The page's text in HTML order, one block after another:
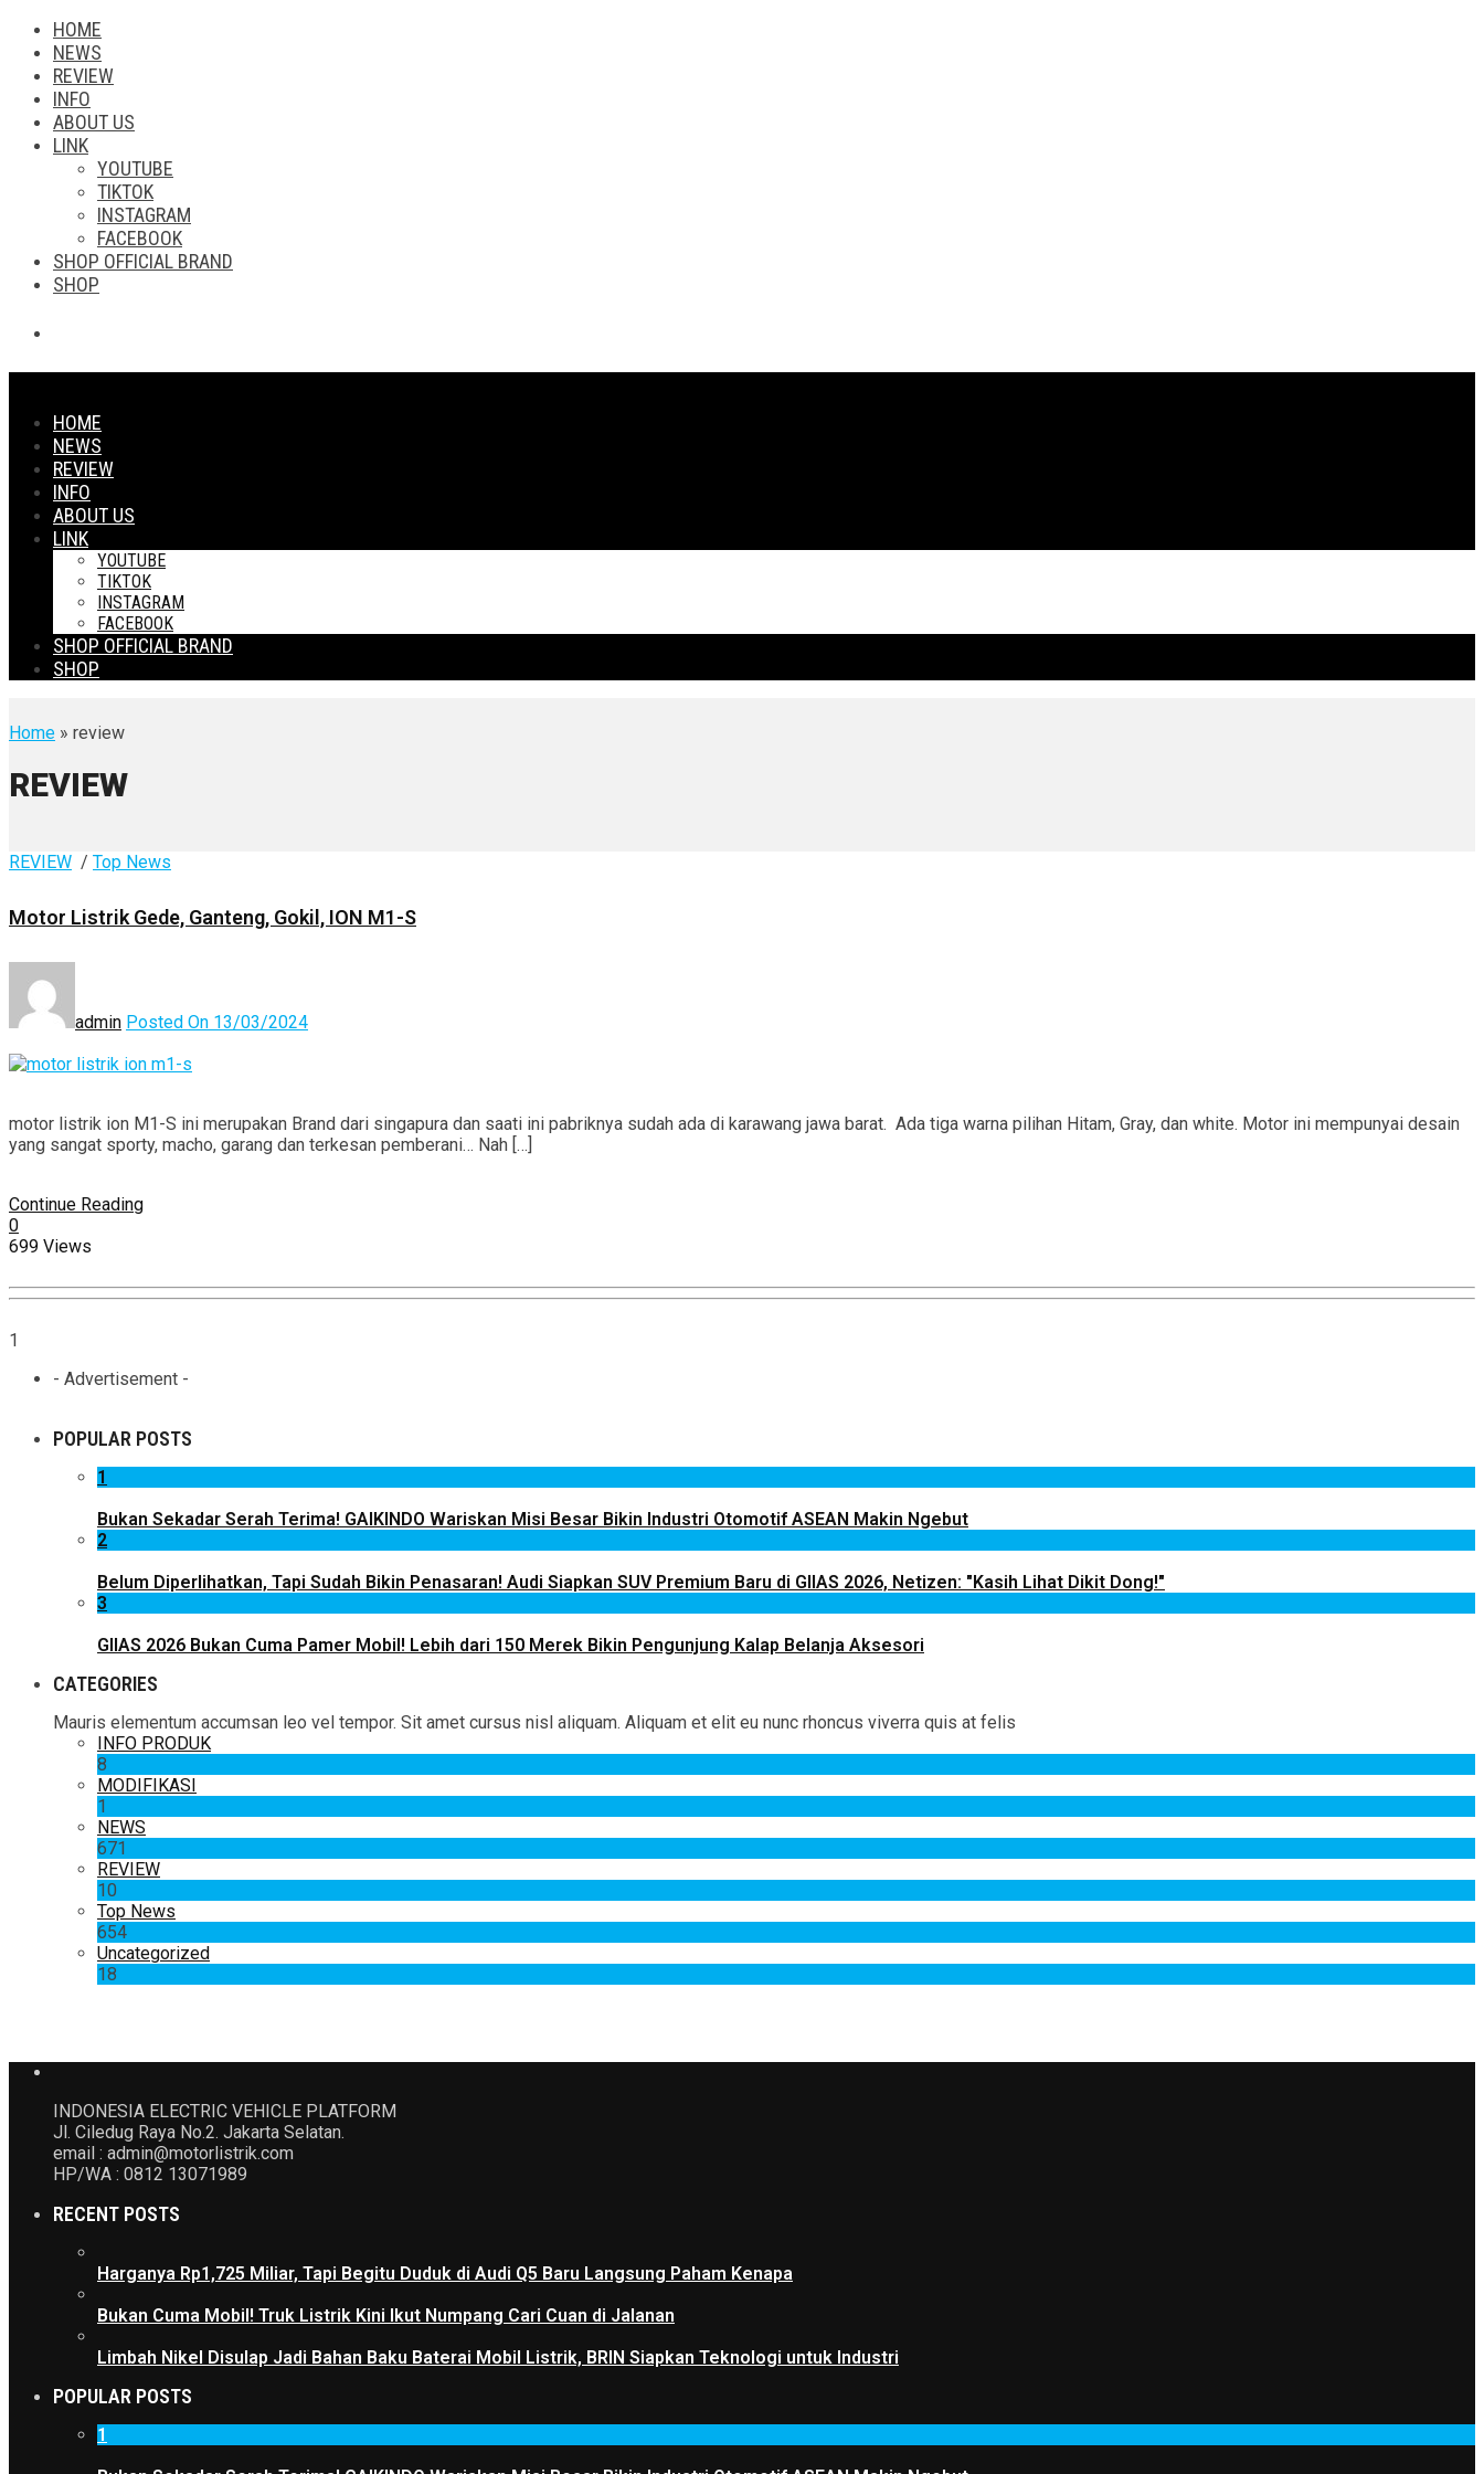
HOME
NEWS
REVIEW
INFO
ABOUT US
LINK
YOUTUBE
TIKTOK
INSTAGRAM
FACEBOOK
SHOP OFFICIAL BRAND
SHOP
HOME
NEWS
REVIEW
INFO
ABOUT US
LINK
YOUTUBE
TIKTOK
INSTAGRAM
FACEBOOK
SHOP OFFICIAL BRAND
SHOP
Home » review
REVIEW
REVIEW / Top News
Motor Listrik Gede, Ganteng, Gokil, ION M1-S
admin Posted On 13/03/2024
motor listrik ion M1-S ini merupakan Brand dari singapura dan saati ini pabriknya sudah ada di karawang jawa barat. Ada tiga warna pilihan Hitam, Gray, dan white. Motor ini mempunyai desain
yang sangat sporty, macho, garang dan terkesan pemberani… Nah […]
Continue Reading
0
699 Views
1
- Advertisement -
POPULAR POSTS
1
Bukan Sekadar Serah Terima! GAIKINDO Wariskan Misi Besar Bikin Industri Otomotif ASEAN Makin Ngebut
2
Belum Diperlihatkan, Tapi Sudah Bikin Penasaran! Audi Siapkan SUV Premium Baru di GIIAS 2026, Netizen: "Kasih Lihat Dikit Dong!"
3
GIIAS 2026 Bukan Cuma Pamer Mobil! Lebih dari 150 Merek Bikin Pengunjung Kalap Belanja Aksesori
CATEGORIES
Mauris elementum accumsan leo vel tempor. Sit amet cursus nisl aliquam. Aliquam et elit eu nunc rhoncus viverra quis at felis
INFO PRODUK
8
MODIFIKASI
1
NEWS
671
REVIEW
10
Top News
654
Uncategorized
18
INDONESIA ELECTRIC VEHICLE PLATFORM
Jl. Ciledug Raya No.2. Jakarta Selatan.
email : admin@motorlistrik.com
HP/WA : 0812 13071989
RECENT POSTS
Harganya Rp1,725 Miliar, Tapi Begitu Duduk di Audi Q5 Baru Langsung Paham Kenapa
Bukan Cuma Mobil! Truk Listrik Kini Ikut Numpang Cari Cuan di Jalanan
Limbah Nikel Disulap Jadi Bahan Baku Baterai Mobil Listrik, BRIN Siapkan Teknologi untuk Industri
POPULAR POSTS
1